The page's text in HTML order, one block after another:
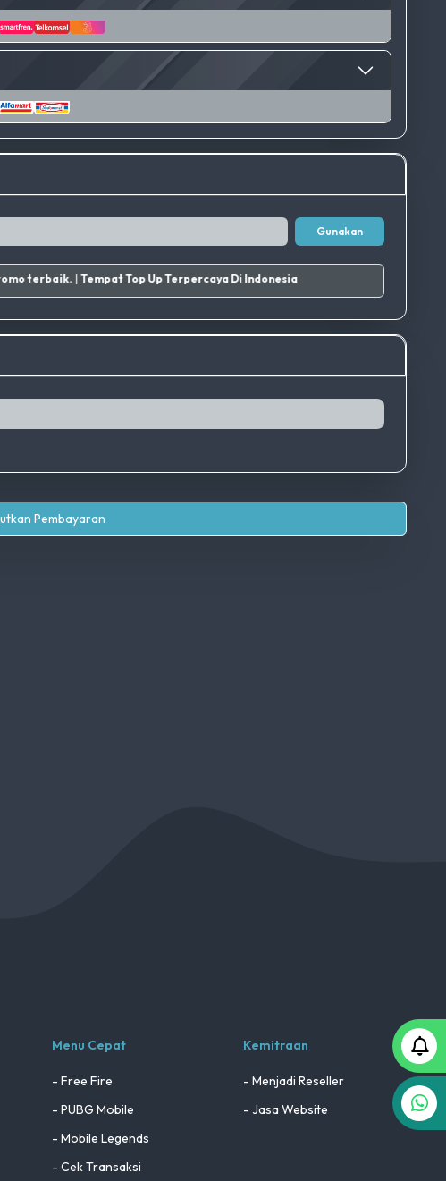
Gunakan
| Tempat Top Up Terpercaya Di Indonesia
Pembayaran
Menu Cepat
- Free Fire
- PUBG Mobile
- Mobile Legends
- Cek Transaksi
Kemitraan
- Menjadi Reseller
- Jasa Website